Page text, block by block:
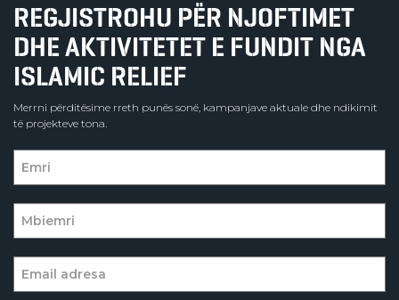
REGJISTROHU PËR NJOFTIMET
DHE AKTIVITETET E FUNDIT NGA
ISLAMIC RELIEF
Merrni përditësime rreth punës sonë, kampanjave aktuale dhe ndikimit
të projekteve tona.